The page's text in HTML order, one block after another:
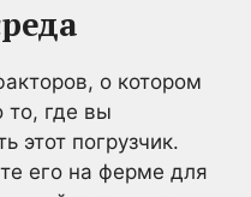
о котором
то, где вы
этот погрузчик.
его на ферме для